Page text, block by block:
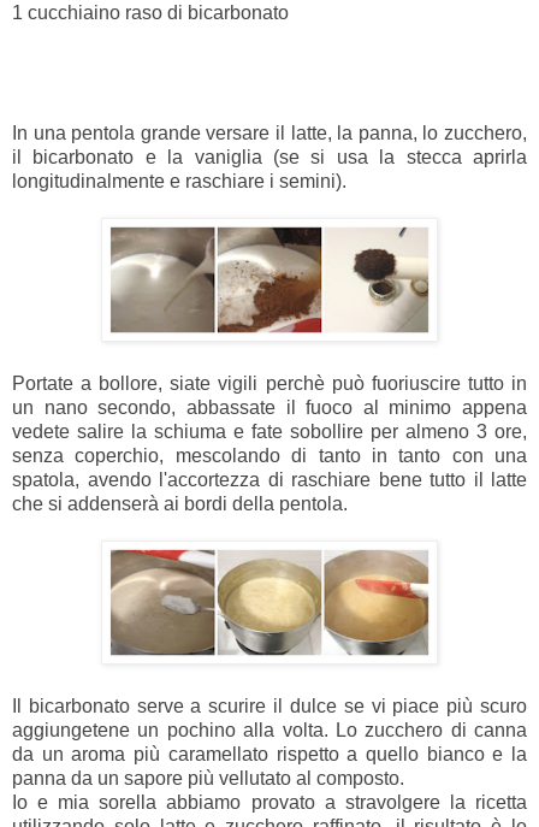
1 cucchiaino raso di bicarbonato
In una pentola grande versare il latte, la panna, lo zucchero,
il bicarbonato e la vaniglia (se si usa la stecca aprirla
longitudinalmente e raschiare i semini).
Portate a bollore, siate vigili perchè può fuoriuscire tutto in
un nano secondo, abbassate il fuoco al minimo appena
vedete salire la schiuma e fate sobollire per almeno 3 ore,
senza coperchio, mescolando di tanto in tanto con una
spatola, avendo l'accortezza di raschiare bene tutto il latte
che si addenserà ai bordi della pentola.
Il bicarbonato serve a scurire il dulce se vi piace più scuro
aggiungetene un pochino alla volta. Lo zucchero di canna
da un aroma più caramellato rispetto a quello bianco e la
panna da un sapore più vellutato al composto.
Io e mia sorella abbiamo provato a stravolgere la ricetta